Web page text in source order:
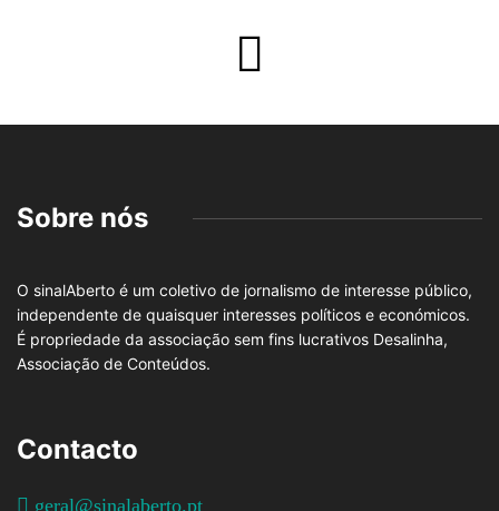
Sobre nós
O sinalAberto é um coletivo de jornalismo de interesse público,
independente de quaisquer interesses políticos e económicos.
É propriedade da associação sem fins lucrativos Desalinha,
Associação de Conteúdos.
Contacto
geral@sinalaberto.pt